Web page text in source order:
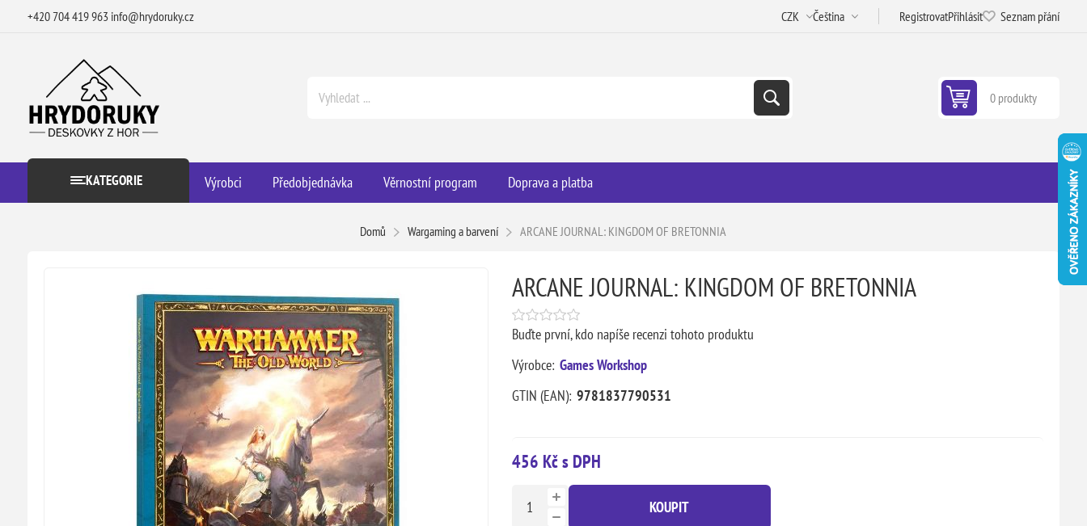
+420 704 419 963 info@hrydoruky.cz RegistrovatPřihlásit Seznam přání
0 produkty
KATEGORIE Výrobci Předobjednávka Věrnostní program Doprava a platba
Domů Wargaming a barvení ARCANE JOURNAL: KINGDOM OF BRETONNIA
ARCANE JOURNAL: KINGDOM OF BRETONNIA
Buďte první, kdo napíše recenzi tohoto produktu
Výrobce: Games Workshop
GTIN (EAN): 9781837790531
456 Kč s DPH
KOUPIT